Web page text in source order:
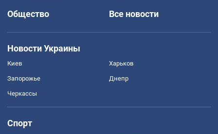
Общество
Все новости
Новости Украины
Киев Харьков
Запорожье Днепр
Черкассы
Спорт